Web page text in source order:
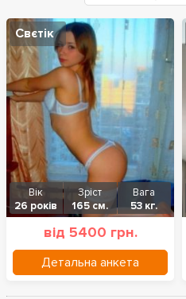
Свєтік
Вік
26 років
Зріст
165 см.
Вага
53 кг.
від 5400 грн.
Детальна анкета